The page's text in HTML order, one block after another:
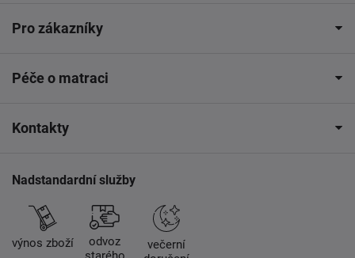
Pro zákazníky
Péče o matraci
Kontakty
Nadstandardní služby
výnos zboží
odvoz
večerní